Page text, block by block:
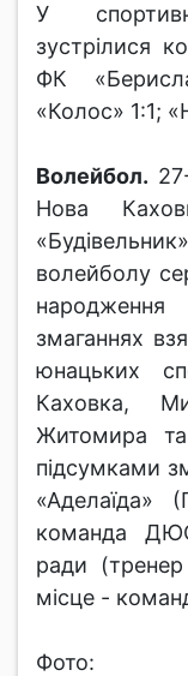
У
зустрілися
ФК
«Колос» 1:1;
Волейбол.
Нова
волейболу
змаганнях
юнацьких
Каховка,
Житомира та
підсумками
«Аделаїда»
команда
ради
місце -
Фото: